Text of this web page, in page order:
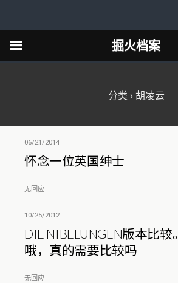
分类 › 胡凌云
06/21/2014
怀念一位英国绅士
无回应
10/25/2012
DIE NIBELUNGEN版本比较。
哦，真的需要比较吗
无回应
掘火档案